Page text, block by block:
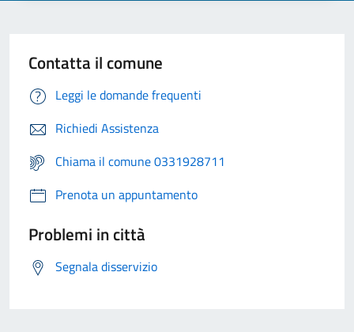
Contatta il comune
Leggi le domande frequenti
Richiedi Assistenza
Chiama il comune 0331928711
Prenota un appuntamento
Problemi in città
Segnala disservizio